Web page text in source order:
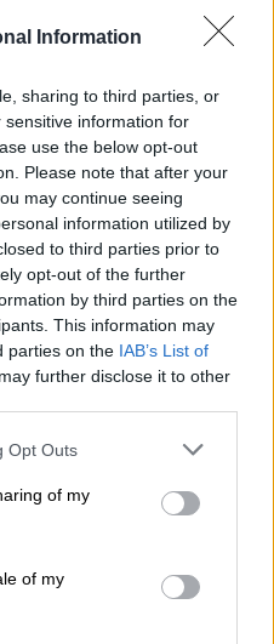
Information
sharing to third parties, or
information for
use the below opt-out
Please note that after your
may continue seeing
information utilized by
to third parties prior to
opt-out of the further
by third parties on the
This information may
parties on the IAB’s List of
further disclose it to other
uses one or more Google
behaviour. You may click to
and its third-party tags to
purposes in below Google
Opt Outs
of my
of my
στη Google
στρατούστην
Κουρσκ
υψηλής
ουκρανικές
νωρίτερα
εθνικής άμυνας
ότι ελήφθησαν
προκειμένου να
αμάχων.
προς τα